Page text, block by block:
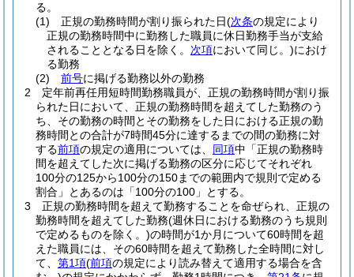
る。
(1)
正規の勤務時間が割り振られた日(次条の規定により
正規の勤務時間中に勤務した職員に休日勤務手当が支給
されることとなる日を除く。 次項において同じ。)におけ
る勤務
(2)
前号に掲げる勤務以外の勤務
2
定年前再任用短時間勤務職員が、正規の勤務時間が割り振
られた日において、正規の勤務時間を超えてした勤務のう
ち、その勤務の時間とその勤務をした日における正規の勤
務時間との合計が7時間45分に達するまでの間の勤務に対
する前項の規定の適用については、 同項中「正規の勤務時
間を超えてした次に掲げる勤務の区分に応じてそれぞれ
100分の125から100分の150までの範囲内で規則で定める
割合」とあるのは「100分の100」とする。
3
正規の勤務時間を超えて勤務することを命ぜられ、正規の
勤務時間を超えてした勤務(週休日における勤務のうち規則
で定めるものを除く。)の時間が1か月について60時間を超
えた職員には、その60時間を超えて勤務した全時間に対し
て、 第1項(前項の規定により読み替えて適用する場合を含